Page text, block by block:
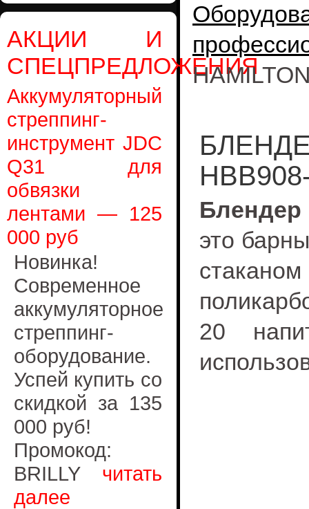
АКЦИИ И
СПЕЦПРЕДЛОЖЕНИЯ
Аккумуляторный
стреппинг-
инструмент JDC
Q31 для
обвязки
лентами — 125
000 руб
Новинка!
Современное
аккумуляторное
стреппинг-
оборудование.
Успей купить со
скидкой за 135
000 руб!
Промокод:
BRILLY читать
далее
Блендер
это
20